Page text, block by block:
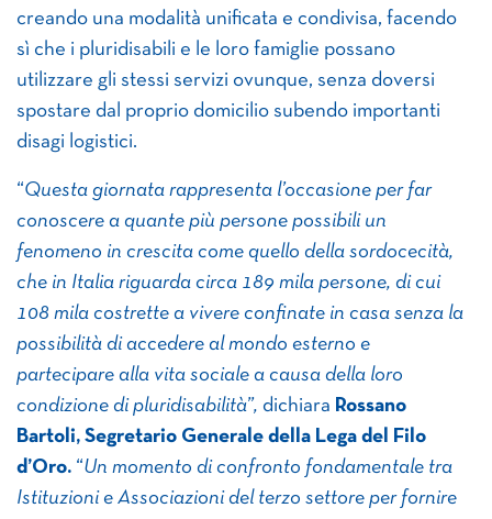
creando una modalità unificata e condivisa, facendo
sì che i pluridisabili e le loro famiglie possano
utilizzare gli stessi servizi ovunque, senza doversi
spostare dal proprio domicilio subendo importanti
disagi logistici.
“Questa giornata rappresenta l’occasione per far
conoscere a quante più persone possibili un
fenomeno in crescita come quello della sordocecità,
che in Italia riguarda circa 189 mila persone, di cui
108 mila costrette a vivere confinate in casa senza la
possibilità di accedere al mondo esterno e
partecipare alla vita sociale a causa della loro
condizione di pluridisabilità”, dichiara Rossano
Bartoli, Segretario Generale della Lega del Filo
d’Oro. “Un momento di confronto fondamentale tra
Istituzioni e Associazioni del terzo settore per fornire